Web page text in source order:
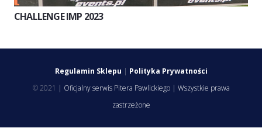
CHALLENGE IMP 2023
Regulamin Sklepu | Polityka Prywatności
© 2021 | Oficjalny serwis Pitera Pawlickiego | Wszystkie prawa
zastrzeżone